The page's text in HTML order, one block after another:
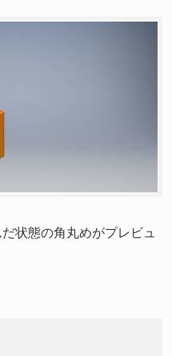
状態の角丸めがプレビュ